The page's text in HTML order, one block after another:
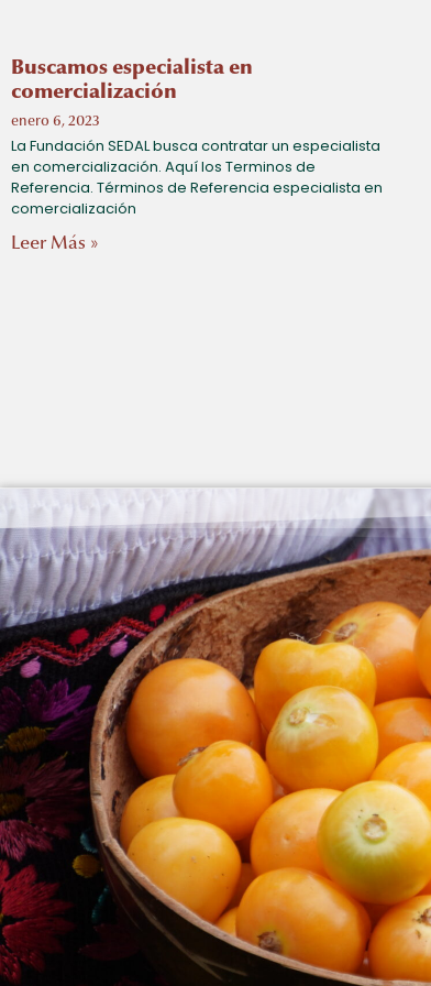
Buscamos especialista en
comercialización
enero 6, 2023
La Fundación SEDAL busca contratar un especialista
en comercialización. Aquí los Terminos de
Referencia. Términos de Referencia especialista en
comercialización
Leer Más »